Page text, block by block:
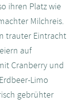
ihren Platz wie
Milchreis.
trauter Eintracht
auf
Cranberry und
Limo
gebrühter